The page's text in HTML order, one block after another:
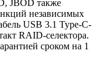
JBOD также
независимых
USB 3.1 Type-C-
RAID-селектора.
сроком на 1